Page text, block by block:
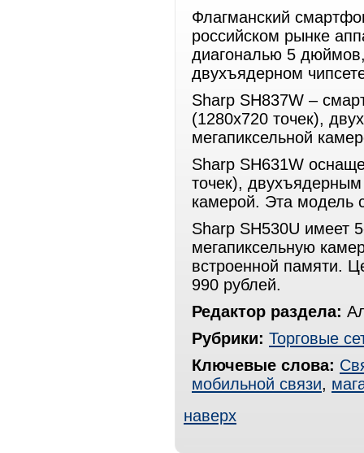
Флагманский
российском рынке
диагональю 5
двухъядерном
Sharp SH837W –
(1280х720 точек),
мегапиксельной
Sharp SH631W
точек),
камерой. Эта модель
Sharp SH530U имеет
мегапиксельную
встроенной памяти.
990 рублей.
Редактор раздела:
Рубрики: Торговые
Ключевые слова:
мобильной связи,
наверх